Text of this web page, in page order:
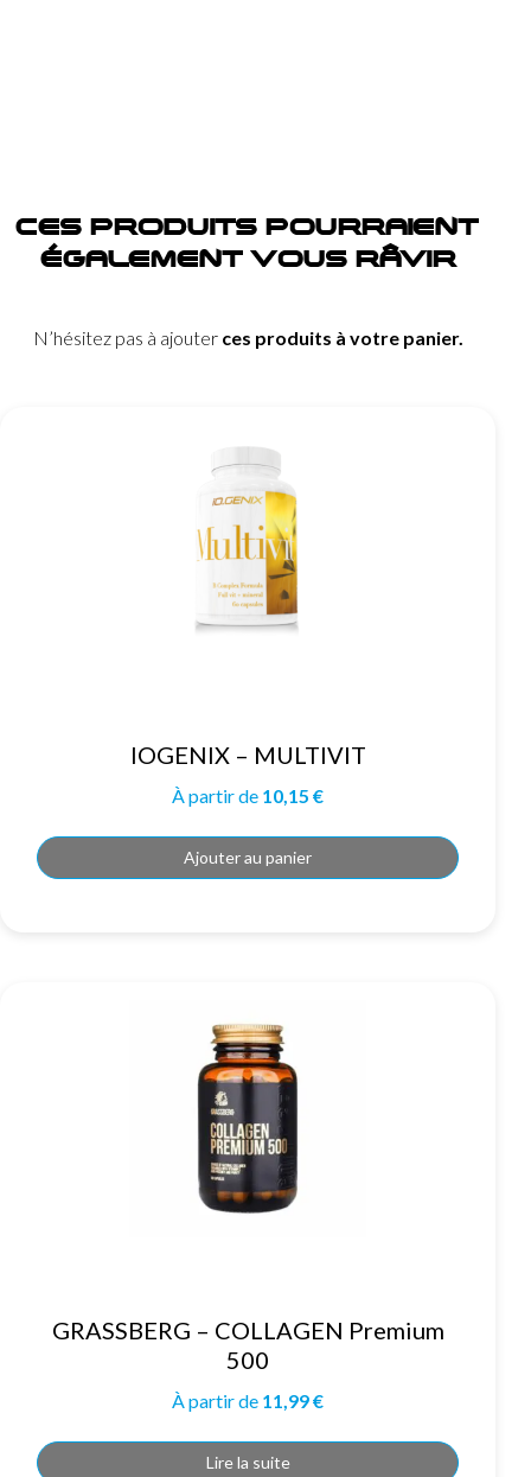
CES PRODUITS POURRAIENT
ÉGALEMENT VOUS RÂVIR
N’hésitez pas à ajouter ces produits à votre panier.
IOGENIX – MULTIVIT
À partir de 10,15 €
Ajouter au panier
GRASSBERG – COLLAGEN Premium
500
À partir de 11,99€
Lire la suite